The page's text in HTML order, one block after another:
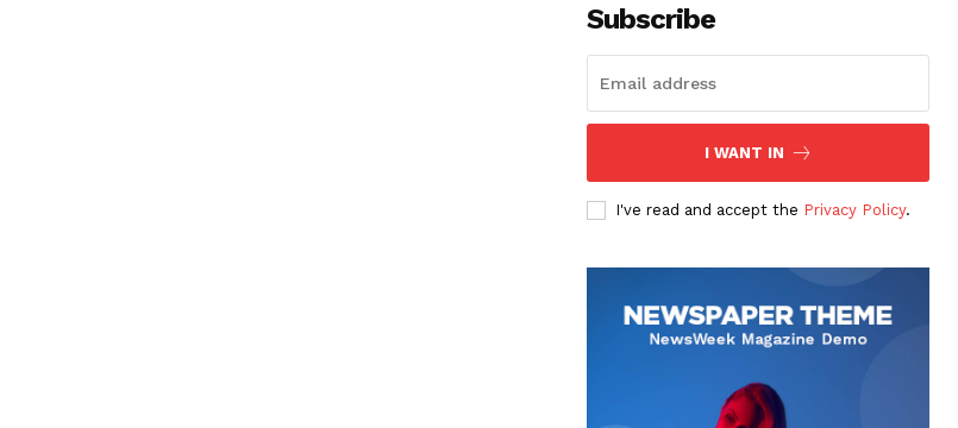
Subscribe
I WANT IN
I've read and accept the Privacy Policy.